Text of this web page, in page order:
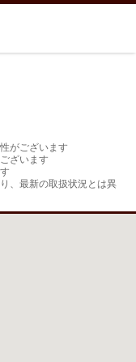
がございます
ざいます
、最新の取扱状況とは異